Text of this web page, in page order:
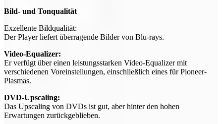
Bild- und Tonqualität
Exzellente Bildqualität:
Der Player liefert überragende Bilder von Blu-rays.
Video-Equalizer:
Er verfügt über einen leistungsstarken Video-Equalizer mit
verschiedenen Voreinstellungen, einschließlich eines für Pioneer-
Plasmas.
DVD-Upscaling:
Das Upscaling von DVDs ist gut, aber hinter den hohen
Erwartungen zurückgeblieben.